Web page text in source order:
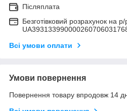
Післяплата
Безготівковий розрахунок на р/
Всі умови оплати
Умови повернення
Повернення товару впродовж 14